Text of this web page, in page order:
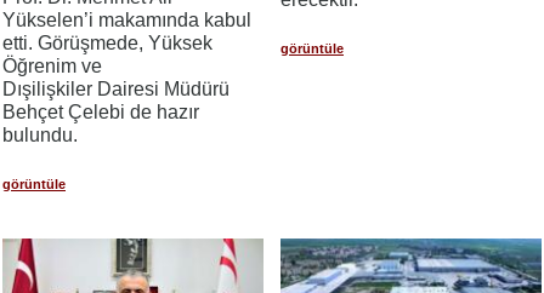
Yükselen’i makamında kabul
etti. Görüşmede, Yüksek
Öğrenim ve
Dışilişkiler Dairesi Müdürü
Behçet Çelebi de hazır
bulundu.
görüntüle
görüntüle